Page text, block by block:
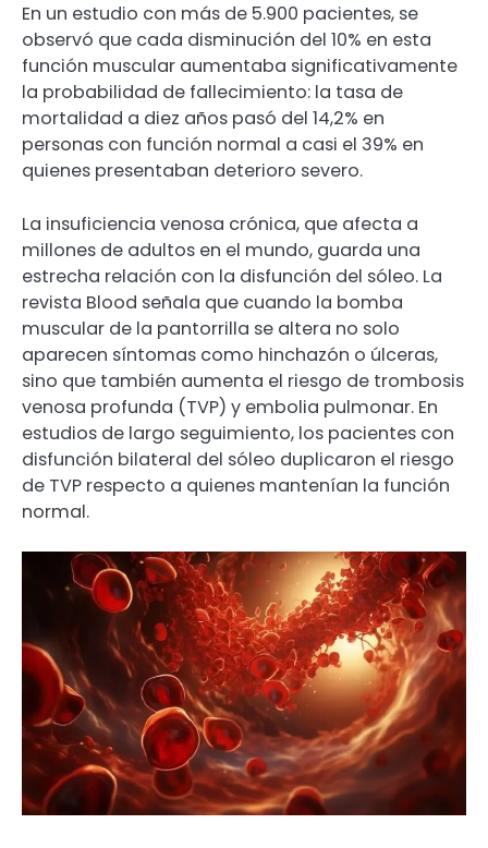
En un estudio con más de 5.900 pacientes, se
observó que cada disminución del 10% en esta
función muscular aumentaba significativamente
la probabilidad de fallecimiento: la tasa de
mortalidad a diez años pasó del 14,2% en
personas con función normal a casi el 39% en
quienes presentaban deterioro severo.
La insuficiencia venosa crónica, que afecta a
millones de adultos en el mundo, guarda una
estrecha relación con la disfunción del sóleo. La
revista Blood señala que cuando la bomba
muscular de la pantorrilla se altera no solo
aparecen síntomas como hinchazón o úlceras,
sino que también aumenta el riesgo de trombosis
venosa profunda (TVP) y embolia pulmonar. En
estudios de largo seguimiento, los pacientes con
disfunción bilateral del sóleo duplicaron el riesgo
de TVP respecto a quienes mantenían la función
normal.